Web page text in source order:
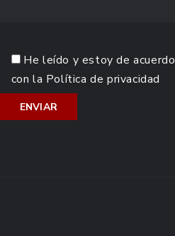
He leído y estoy de acuerdo
con la Política de privacidad